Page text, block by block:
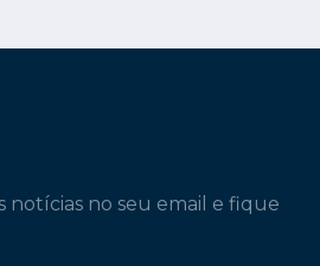
notícias no seu email e fique